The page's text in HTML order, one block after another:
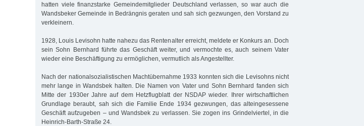
hatten viele finanzstarke Gemeindemitglieder Deutschland verlassen, so war auch die
Wandsbeker Gemeinde in Bedrängnis geraten und sah sich gezwungen, den Vorstand zu
verkleinern.
1928, Louis Levisohn hatte nahezu das Rentenalter erreicht, meldete er Konkurs an. Doch
sein Sohn Bernhard führte das Geschäft weiter, und vermochte es, auch seinem Vater
wieder eine Beschäftigung zu ermöglichen, vermutlich als Angestellter.
Nach der nationalsozialistischen Machtübernahme 1933 konnten sich die Levisohns nicht
mehr lange in Wandsbek halten. Die Namen von Vater und Sohn Bernhard fanden sich
Mitte der 1930er Jahre auf dem Hetzflugblatt der NSDAP wieder. Ihrer wirtschaftlichen
Grundlage beraubt, sah sich die Familie Ende 1934 gezwungen, das alteingesessene
Geschäft aufzugeben – und Wandsbek zu verlassen. Sie zogen ins Grindelviertel, in die
Heinrich-Barth-Straße 24.